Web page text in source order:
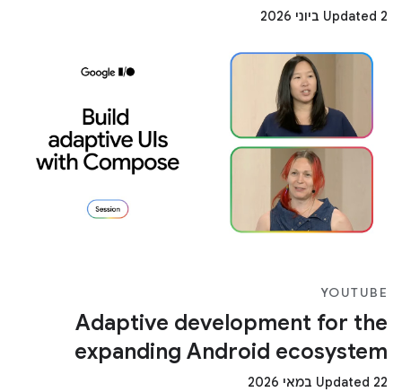
Updated 2 ביוני 2026
YOUTUBE
Adaptive development for the
expanding Android ecosystem
Updated 22 במאי 2026